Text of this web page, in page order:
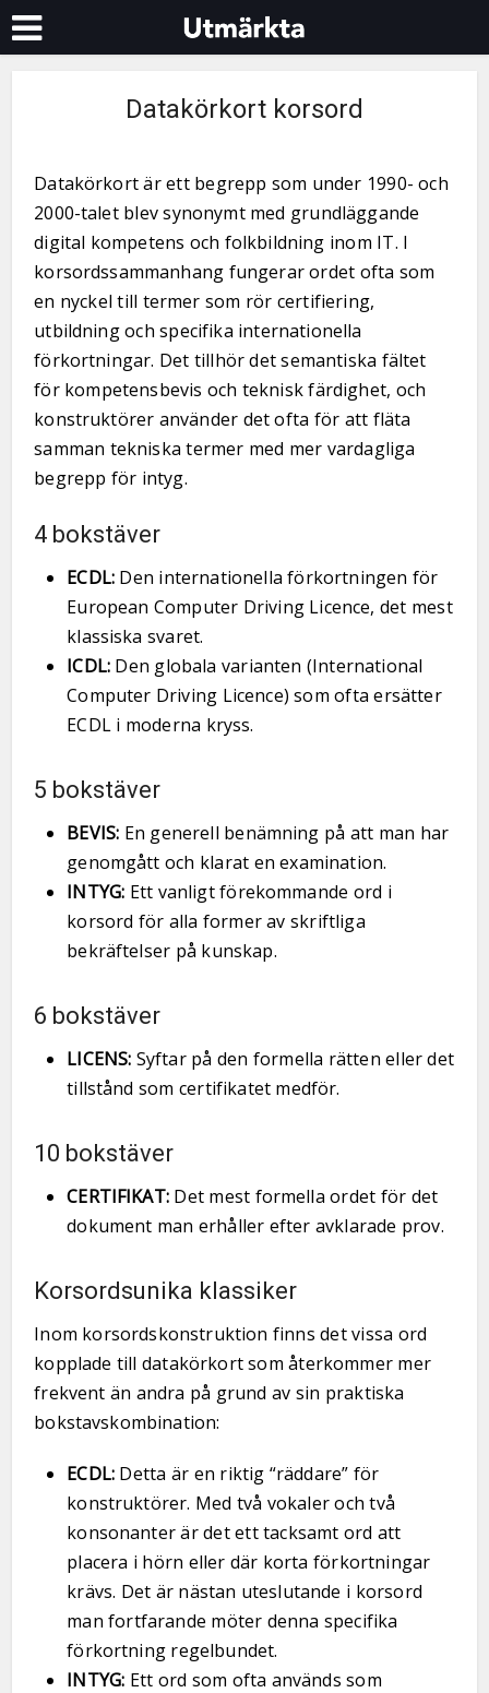
Datakörkort korsord
Datakörkort är ett begrepp som under 1990- och
2000-talet blev synonymt med grundläggande
digital kompetens och folkbildning inom IT. I
korsordssammanhang fungerar ordet ofta som
en nyckel till termer som rör certifiering,
utbildning och specifika internationella
förkortningar. Det tillhör det semantiska fältet
för kompetensbevis och teknisk färdighet, och
konstruktörer använder det ofta för att fläta
samman tekniska termer med mer vardagliga
begrepp för intyg.
4 bokstäver
ECDL: Den internationella förkortningen för
European Computer Driving Licence, det mest
klassiska svaret.
ICDL: Den globala varianten (International
Computer Driving Licence) som ofta ersätter
ECDL i moderna kryss.
5 bokstäver
BEVIS: En generell benämning på att man har
genomgått och klarat en examination.
INTYG: Ett vanligt förekommande ord i
korsord för alla former av skriftliga
bekräftelser på kunskap.
6 bokstäver
LICENS: Syftar på den formella rätten eller det
tillstånd som certifikatet medför.
10 bokstäver
CERTIFIKAT:Det mest formella ordet för det
dokument man erhåller efter avklarade prov.
Korsordsunika klassiker
Inom korsordskonstruktion finns det vissa ord
kopplade till datakörkort som återkommer mer
frekvent än andra på grund av sin praktiska
bokstavskombination:
ECDL: Detta är en riktig “räddare” för
konstruktörer. Med två vokaler och två
konsonanter är det ett tacksamt ord att
placera i hörn eller där korta förkortningar
krävs. Det är nästan uteslutande i korsord
man fortfarande möter denna specifika
förkortning regelbundet.
INTYG: Ett ord som ofta används som